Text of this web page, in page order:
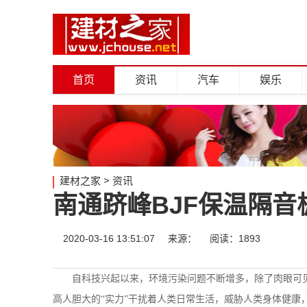
首页 资讯 汽车 娱乐
建材之家 > 资讯
南通跻峰BJF保温隔音
2020-03-16 13:51:07 来源： 阅读：1893
自科技兴起以来，环境污染问题不断增多，除了肉眼
高人胆大的“实力”干扰着人类日常生活，威胁人类身体健康